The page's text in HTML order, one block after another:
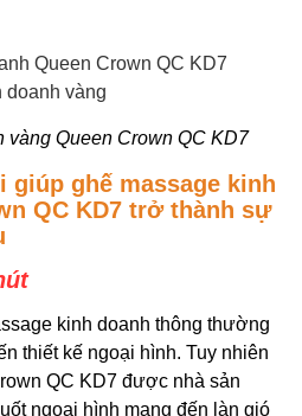
vàng Queen Crown QC KD7
ghế massage kinh
QC KD7 trở thành sự
kinh doanh thông thường
thiết kế ngoại hình. Tuy nhiên
QC KD7 được nhà sản
ngoại hình mang đến làn gió